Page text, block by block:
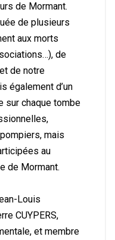
de Mormant.
de plusieurs
aux morts
de
de notre
également d’un
sur chaque tombe
mais
au
de Mormant.
Louis
CUYPERS,
et membre